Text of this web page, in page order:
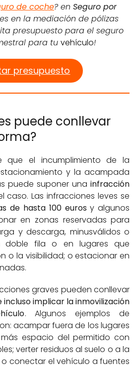
de coche? en Seguro por
en la mediación de pólizas
presupuesto para el seguro
para tu vehículo!
presupuesto
puede conllevar
que el incumplimiento de la
y la acampada
puede suponer unainfracción
caso. Las infracciones leves se
de hasta 100 eurosy algunos
en zonas reservadas para
y descarga, minusválidos o
doble fila o en lugares que
o la visibilidad; o estacionar en
graves pueden conllevar
incluso implicar la inmovilización
. Algunos ejemplos de
acampar fuera de los lugares
espacio del permitido con
verter residuos al suelo o a la
conectar el vehículo a fuentes